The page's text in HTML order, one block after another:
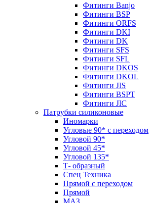
Фитинги Banjo
Фитинги BSP
Фитинги ORFS
Фитинги DKI
Фитинги DK
Фитинги SFS
Фитинги SFL
Фитинги DKOS
Фитинги DKOL
Фитинги JIS
Фитинги BSPT
Фитинги JIC
Патрубки силиконовые
Иномарки
Угловые 90* с переходом
Угловой 90*
Угловой 45*
Угловой 135*
Т- образный
Спец Техника
Прямой с переходом
Прямой
МАЗ